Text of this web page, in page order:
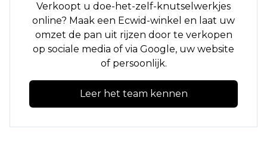
Verkoopt u doe-het-zelf-knutselwerkjes
online? Maak een Ecwid-winkel en laat uw
omzet de pan uit rijzen door te verkopen
op sociale media of via Google, uw website
of persoonlijk.
Leer het team kennen